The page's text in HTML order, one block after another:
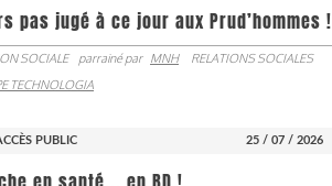
pas jugé à ce jour aux Prud’hommes !
SOCIALE parrainé par MNH
RELATIONS SOCIALES
TECHNOLOGIA
PUBLIC 25 / 07 / 2026